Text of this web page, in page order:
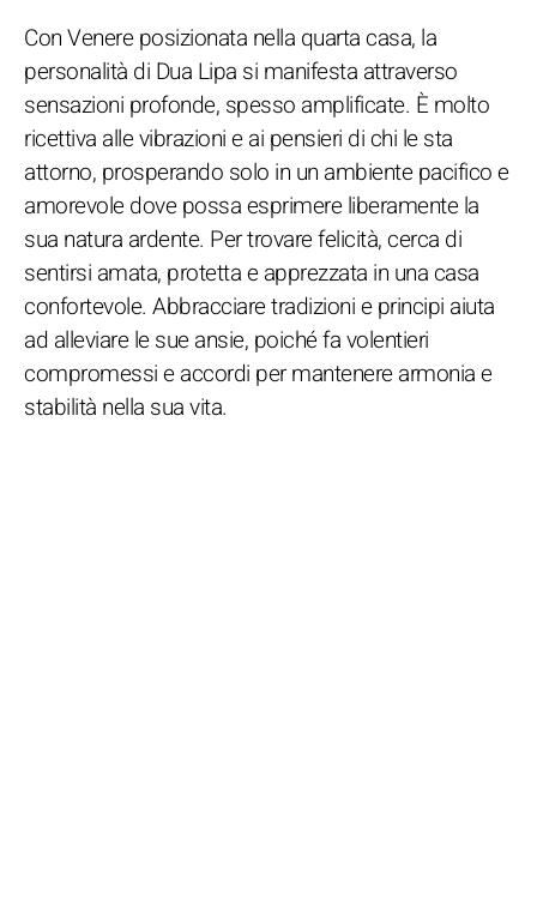
Con Venere posizionata nella quarta casa, la
personalità di Dua Lipa si manifesta attraverso
sensazioni profonde, spesso amplificate. È molto
ricettiva alle vibrazioni e ai pensieri di chi le sta
attorno, prosperando solo in un ambiente pacifico e
amorevole dove possa esprimere liberamente la
sua natura ardente. Per trovare felicità, cerca di
sentirsi amata, protetta e apprezzata in una casa
confortevole. Abbracciare tradizioni e principi aiuta
ad alleviare le sue ansie, poiché fa volentieri
compromessi e accordi per mantenere armonia e
stabilità nella sua vita.